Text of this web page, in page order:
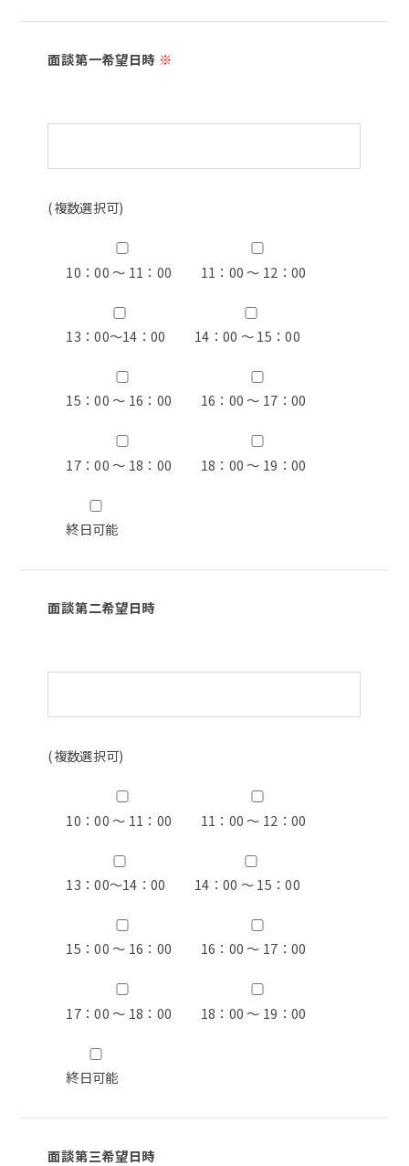
面談第一希望日時 ※
(複数選択可)
10：00 ～ 11：00 11：00 ～ 12：00
13：00〜14：00 14：00 ～ 15：00
15：00 ～ 16：00 16：00 ～ 17：00
17：00 ～ 18：00 18：00 ～ 19：00
終日可能
面談第二希望日時
(複数選択可)
10：00 ～ 11：00 11：00 ～ 12：00
13：00〜14：00 14：00 ～ 15：00
15：00 ～ 16：00 16：00 ～ 17：00
17：00 ～ 18：00 18：00 ～ 19：00
終日可能
面談第三希望日時